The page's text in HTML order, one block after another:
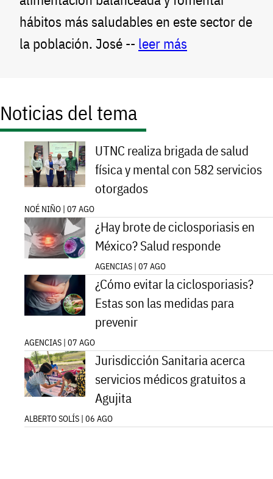
hábitos más saludables en este sector de
la población. José -- leer más
Noticias del tema
UTNC realiza brigada de salud
física y mental con 582 servicios
otorgados
NOÉ NIÑO | 07 AGO
¿Hay brote de ciclosporiasis en
México? Salud responde
AGENCIAS | 07 AGO
¿Cómo evitar la ciclosporiasis?
Estas son las medidas para
prevenir
AGENCIAS | 07 AGO
Jurisdicción Sanitaria acerca
servicios médicos gratuitos a
Agujita
ALBERTO SOLÍS | 06 AGO